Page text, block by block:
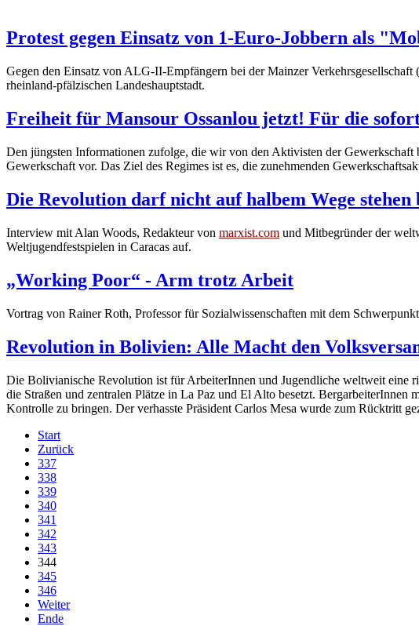
Protest gegen Einsatz von 1-Euro-Jobbern als
Gegen den Einsatz von ALG-II-Empfängern bei der Mainzer
rheinland-pfälzischen Landeshauptstadt.
Freiheit für Mansour Ossanlou jetzt! Für die
Den jüngsten Informationen zufolge, die wir von den Aktivisten der Gewerkschaft
Gewerkschaft vor. Das Ziel des Regimes ist es, die zunehmenden
Die Revolution darf nicht auf halbem Wege stehen
Interview mit Alan Woods, Redakteur von marxist.com und Mitbegründer der
Weltjugendfestspielen in Caracas auf.
„Working Poor“ - Arm trotz Arbeit
Vortrag von Rainer Roth, Professor für Sozialwissenschaften mit dem
Revolution in Bolivien: Alle Macht den
Die Bolivianische Revolution ist für ArbeiterInnen und Jugendliche weltweit eine
die Straßen und zentralen Plätze in La Paz und El Alto besetzt.
Kontrolle zu bringen. Der verhasste Präsident Carlos Mesa wurde zum Rücktritt
Start
Zurück
337
338
339
340
341
342
343
344
345
346
Weiter
Ende